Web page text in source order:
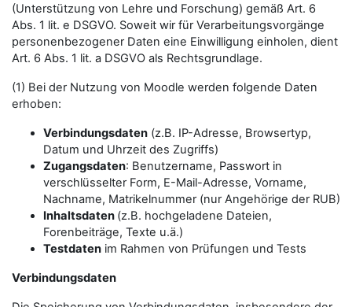
(Unterstützung von Lehre und Forschung) gemäß Art. 6
Abs. 1 lit. e DSGVO. Soweit wir für Verarbeitungsvorgänge
personenbezogener Daten eine Einwilligung einholen, dient
Art. 6 Abs. 1 lit. a DSGVO als Rechtsgrundlage.
(1) Bei der Nutzung von Moodle werden folgende Daten
erhoben:
Verbindungsdaten (z.B. IP-Adresse, Browsertyp,
Datum und Uhrzeit des Zugriffs)
Zugangsdaten: Benutzername, Passwort in
verschlüsselter Form, E-Mail-Adresse, Vorname,
Nachname, Matrikelnummer (nur Angehörige der RUB)
Inhaltsdaten (z.B. hochgeladene Dateien,
Forenbeiträge, Texte u.ä.)
Testdaten im Rahmen von Prüfungen und Tests
Verbindungsdaten